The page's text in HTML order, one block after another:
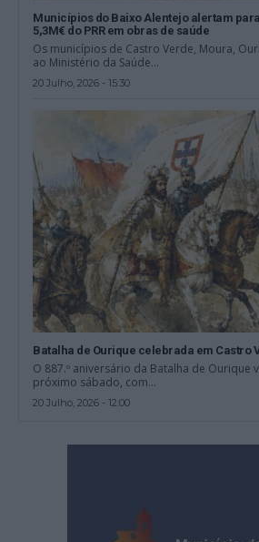
Municípios do Baixo Alentejo alertam
5,3M€ do PRR em obras de saúde
Os municípios de Castro Verde, Moura,
ao Ministério da Saúde...
20 Julho, 2026 - 15:30
Batalha de Ourique celebrada em Castro
O 887.º aniversário da Batalha de Ourique
próximo sábado, com...
20 Julho, 2026 - 12:00